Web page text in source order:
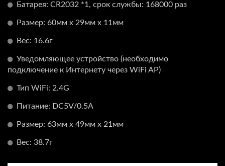
Батарея: CR2032 *1, срок службы: 168000 раз
Размер: 60мм x 29мм x 11мм
Вес: 16.6г
Уведомляющее устройство (необходимо
подключение к Интернету через WiFi AP)
Тип WiFi: 2.4G
Питание: DC5V/0.5A
Размер: 63мм x 49мм x 21мм
Вес: 38.7г